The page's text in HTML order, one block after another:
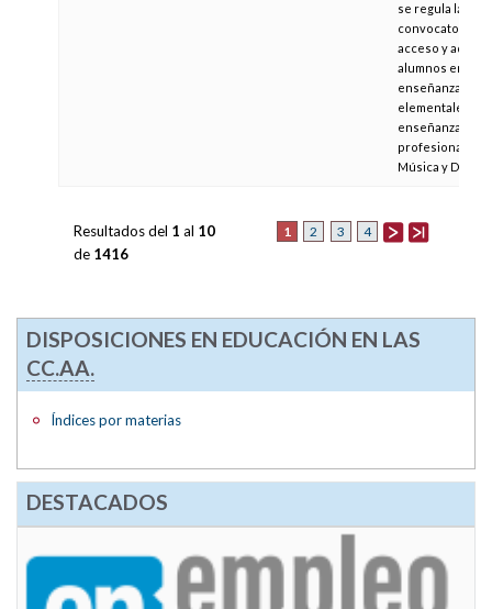
se regula la
convocatoria de
acceso y
alumnos en las
enseñanzas
elementales y
enseñanzas
profesionales
Música y Danza
1 2 3 4
Resultados del 1 al 10
de 1416
DISPOSICIONES EN EDUCACIÓN EN LAS
CC.AA.
Índices por materias
DESTACADOS